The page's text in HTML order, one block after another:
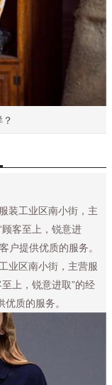
工业区南小街，主
客至上，锐意进
户提供优质的服务。
业区南小街，主营服
上，锐意进取”的经
质的服务。